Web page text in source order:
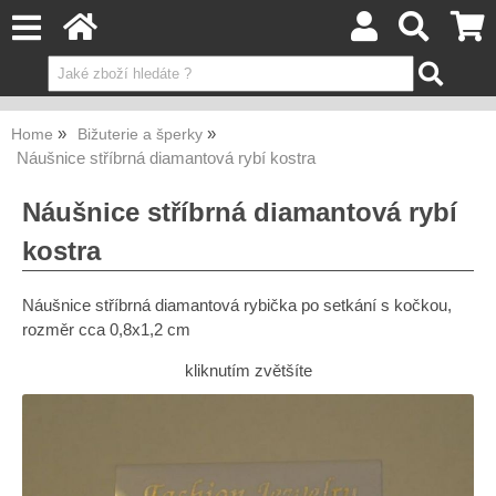
Home Bižuterie a šperky
Náušnice stříbrná diamantová rybí kostra
Náušnice stříbrná diamantová rybí
kostra
Náušnice stříbrná diamantová rybička po setkání s kočkou,
rozměr cca 0,8x1,2 cm
kliknutím zvětšíte